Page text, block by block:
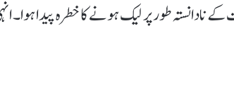
نادانستہ طور پر لیک ہونے کا خطرہ پیدا